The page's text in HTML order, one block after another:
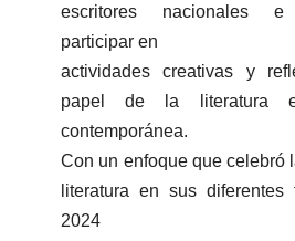
escritores nacionales e
participar en
actividades creativas y
papel de la literatura
contemporánea.
Con un enfoque que celebró
literatura en sus
2024